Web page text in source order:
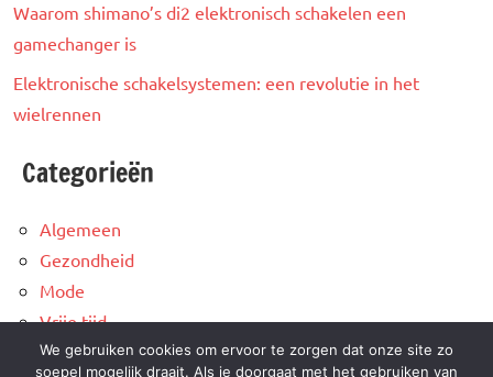
Waarom shimano’s di2 elektronisch schakelen een
gamechanger is
Elektronische schakelsystemen: een revolutie in het
wielrennen
Categorieën
Algemeen
Gezondheid
Mode
Vrije tijd
Wonen
We gebruiken cookies om ervoor te zorgen dat onze site zo
soepel mogelijk draait. Als je doorgaat met het gebruiken van